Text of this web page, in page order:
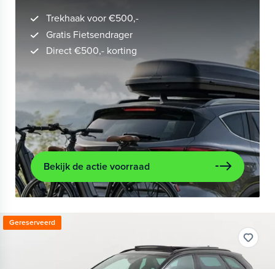
Trekhaak voor €500,-
Gratis Fietsendrager
Direct €500,- korting
Bekijk de actie voorraad
Gereserveerd